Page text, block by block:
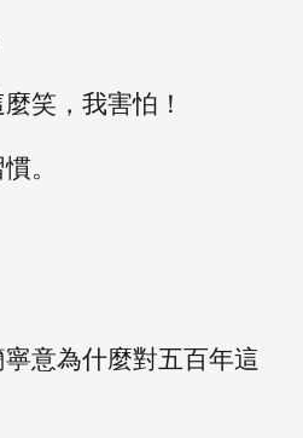
笑，我害怕！
。
意為什麼對五百年這